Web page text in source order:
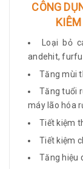
CÔNG
Loại bỏ
andehit,
Tăng mùi
Tăng tuổi
máy lão hóa
Tiết kiệm
Tiết kiệm
Tăng hiệu